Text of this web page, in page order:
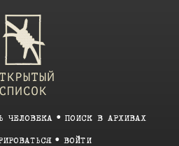
ЧЕЛОВЕКА ПОИСК В АРХИВАХ
ВОЙТИ